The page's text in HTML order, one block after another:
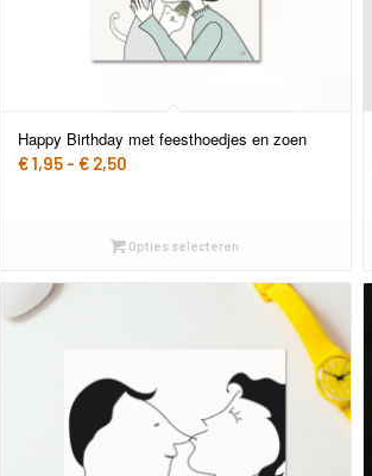
Happy Birthday met feesthoedjes en zoen
€1,95 - € 2,50
€ 2,50
Opties selecteren